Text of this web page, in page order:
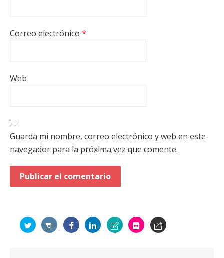
Correo electrónico *
Web
Guarda mi nombre, correo electrónico y web en este
navegador para la próxima vez que comente.